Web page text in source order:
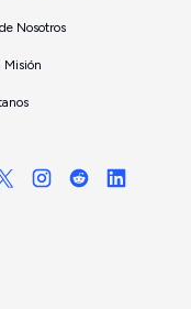
Nosotros
Misión